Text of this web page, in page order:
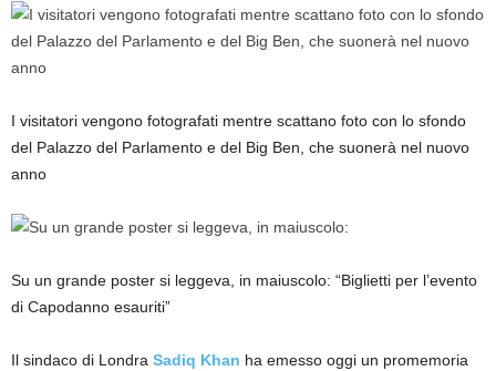
I visitatori vengono fotografati mentre scattano foto con lo sfondo
del Palazzo del Parlamento e del Big Ben, che suonerà nel nuovo
anno
Su un grande poster si leggeva, in maiuscolo: “Biglietti per l’evento
di Capodanno esauriti”
Il sindaco di Londra Sadiq Khan ha emesso oggi un promemoria